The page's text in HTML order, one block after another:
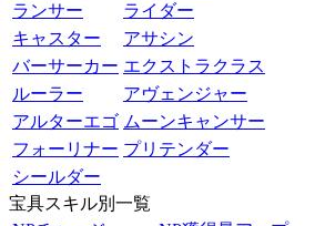
ランサー
ライダー
キャスター
アサシン
バーサーカー エクストラクラス
ルーラー
アヴェンジャー
アルターエゴ ムーンキャンサー
フォーリナー プリテンダー
シールダー
宝具スキル別一覧